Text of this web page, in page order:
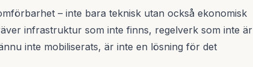
– inte bara teknisk utan också ekonomisk
infrastruktur som inte finns, regelverk som inte är
inte mobiliserats, är inte en lösning för det